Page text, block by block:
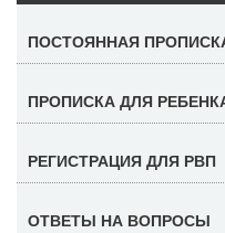
ПОСТОЯННАЯ
ПРОПИСКА ДЛЯ
РЕГИСТРАЦИЯ ДЛЯ РВП
ОТВЕТЫ НА ВОПРОСЫ